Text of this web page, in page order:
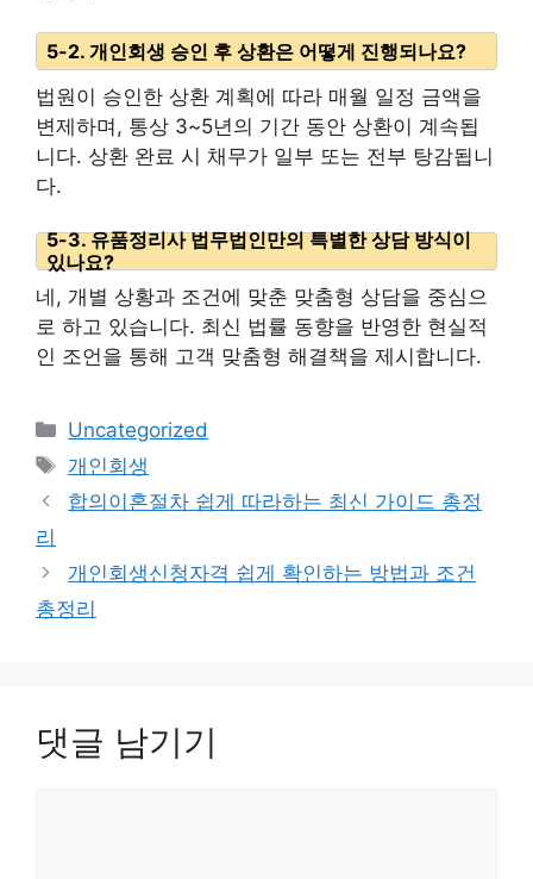
5-2. 개인회생 승인 후 상환은 어떻게 진행되나요?
법원이 승인한 상환 계획에 따라 매월 일정 금액을
변제하며, 통상 3~5년의 기간 동안 상환이 계속됩
니다. 상환 완료 시 채무가 일부 또는 전부 탕감됩니
다.
5-3. 유품정리사 법무법인만의 특별한 상담 방식이
있나요?
네, 개별 상황과 조건에 맞춘 맞춤형 상담을 중심으
로 하고 있습니다. 최신 법률 동향을 반영한 현실적
인 조언을 통해 고객 맞춤형 해결책을 제시합니다.
카
테
고
리
Uncategorized
태
그
개인회생
합의이혼절차 쉽게 따라하는 최신 가이드 총정
리
개인회생신청자격 쉽게 확인하는 방법과 조건
총정리
댓글 남기기